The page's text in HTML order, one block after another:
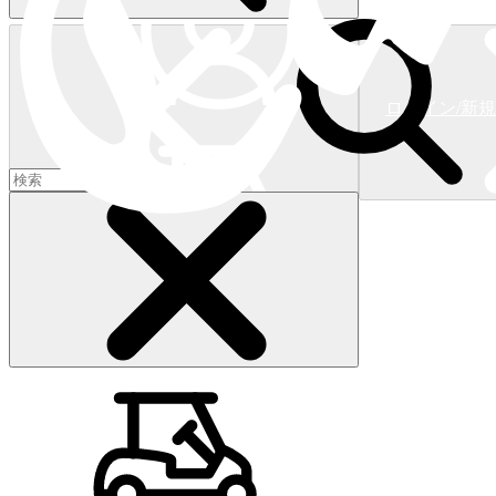
ログイン/新
ショッピングカート 0)